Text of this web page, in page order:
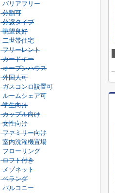
バリアフリー
分割可
分譲タイプ
眺望良好
二世帯住宅
フリーレント
カードキー
オープンハウス
外国人可
ガスコンロ設置可
ルームシェア可
学生向け
カップル向け
女性向け
ファミリー向け
室内洗濯機置場
フローリング
ロフト付き
メゾネット
ベランダ
バルコニー